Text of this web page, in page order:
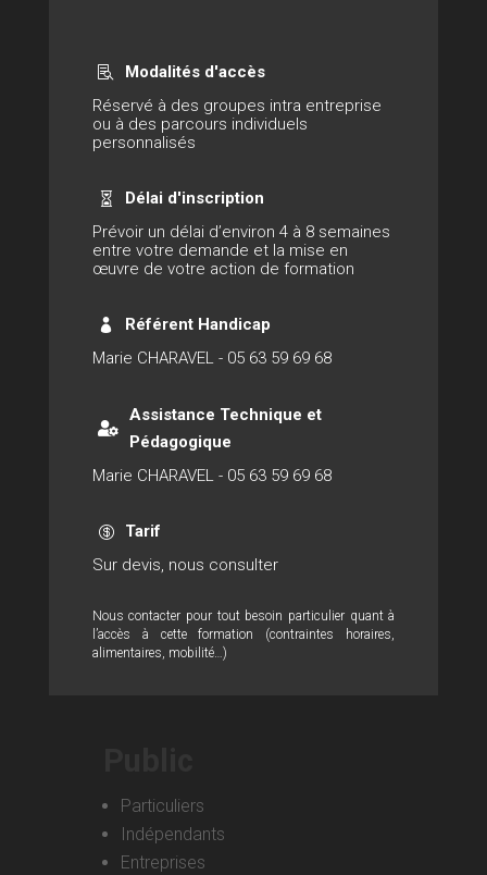
Particuliers
Indépendants
Entreprises

Modalités d'accès
Réservé à des groupes intra entreprise
ou à des parcours individuels
personnalisés

Délai d'inscription
Prévoir un délai d’environ 4 à 8 semaines
entre votre demande et la mise en
œuvre de votre action de formation

Référent Handicap
Marie CHARAVEL - 05 63 59 69 68

Assistance Technique et
Pédagogique
Marie CHARAVEL - 05 63 59 69 68

Tarif
Sur devis, nous consulter
Nous contacter pour tout besoin particulier quant à
l’accès à cette formation (contraintes horaires,
alimentaires, mobilité…)